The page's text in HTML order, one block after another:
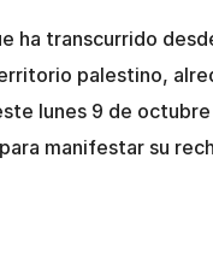
ha transcurrido
palestino,
lunes 9 de octubre
manifestar su